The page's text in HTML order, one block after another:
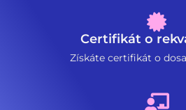
Certifikát o
Získáte certifikát o